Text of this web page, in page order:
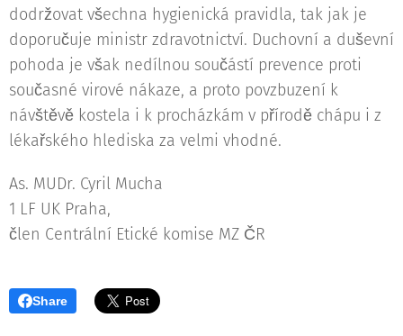
dodržovat všechna hygienická pravidla, tak jak je
doporučuje ministr zdravotnictví. Duchovní a duševní
pohoda je však nedílnou součástí prevence proti
současné virové nákaze, a proto povzbuzení k
návštěvě kostela i k procházkám v přírodě chápu i z
lékařského hlediska za velmi vhodné.
As. MUDr. Cyril Mucha
1 LF UK Praha,
člen Centrální Etické komise MZ ČR
Share